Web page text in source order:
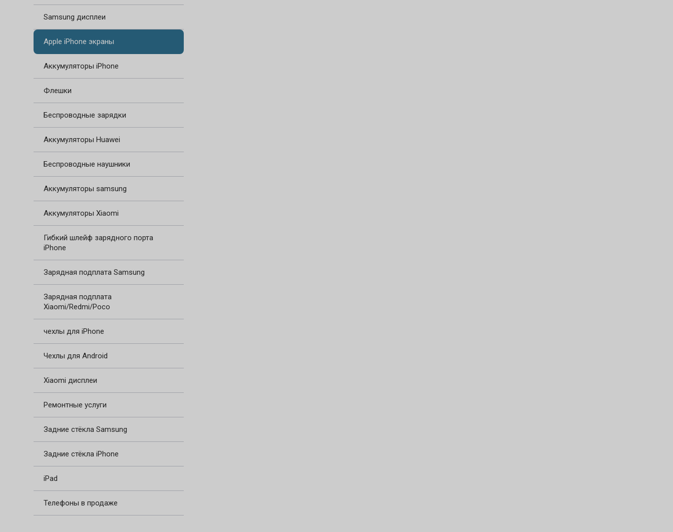
Samsung дисплеи
Apple iPhone экраны
Аккумуляторы iPhone
Флешки
Беспроводные зарядки
Аккумуляторы Huawei
Беспроводные наушники
Аккумуляторы samsung
Аккумуляторы Xiaomi
Гибкий шлейф зарядного порта
iPhone
Зарядная подплата Samsung
Зарядная подплата
Xiaomi/Redmi/Poco
чехлы для iPhone
Чехлы для Android
Xiaomi дисплеи
Ремонтные услуги
Задние стёкла Samsung
Задние стёкла iPhone
iPad
Телефоны в продаже